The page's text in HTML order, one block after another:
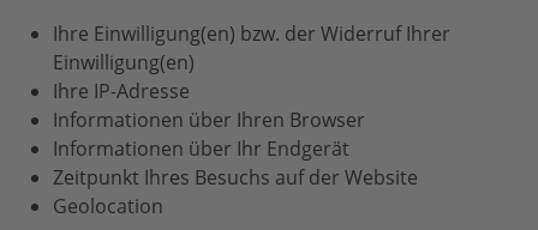
Ihre Einwilligung(en) bzw. der Widerruf Ihrer
Einwilligung(en)
Ihre IP-Adresse
Informationen über Ihren Browser
Informationen über Ihr Endgerät
Zeitpunkt Ihres Besuchs auf der Website
Geolocation